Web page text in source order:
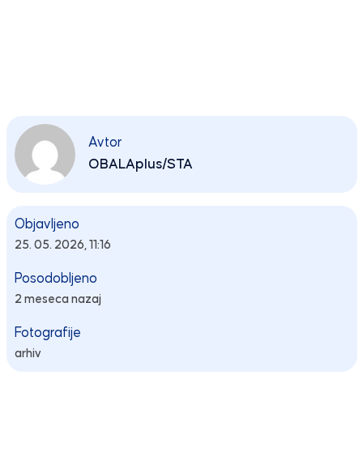
Avtor
OBALAplus/STA
Objavljeno
25. 05. 2026, 11:16
Posodobljeno
2 meseca nazaj
Fotografije
arhiv